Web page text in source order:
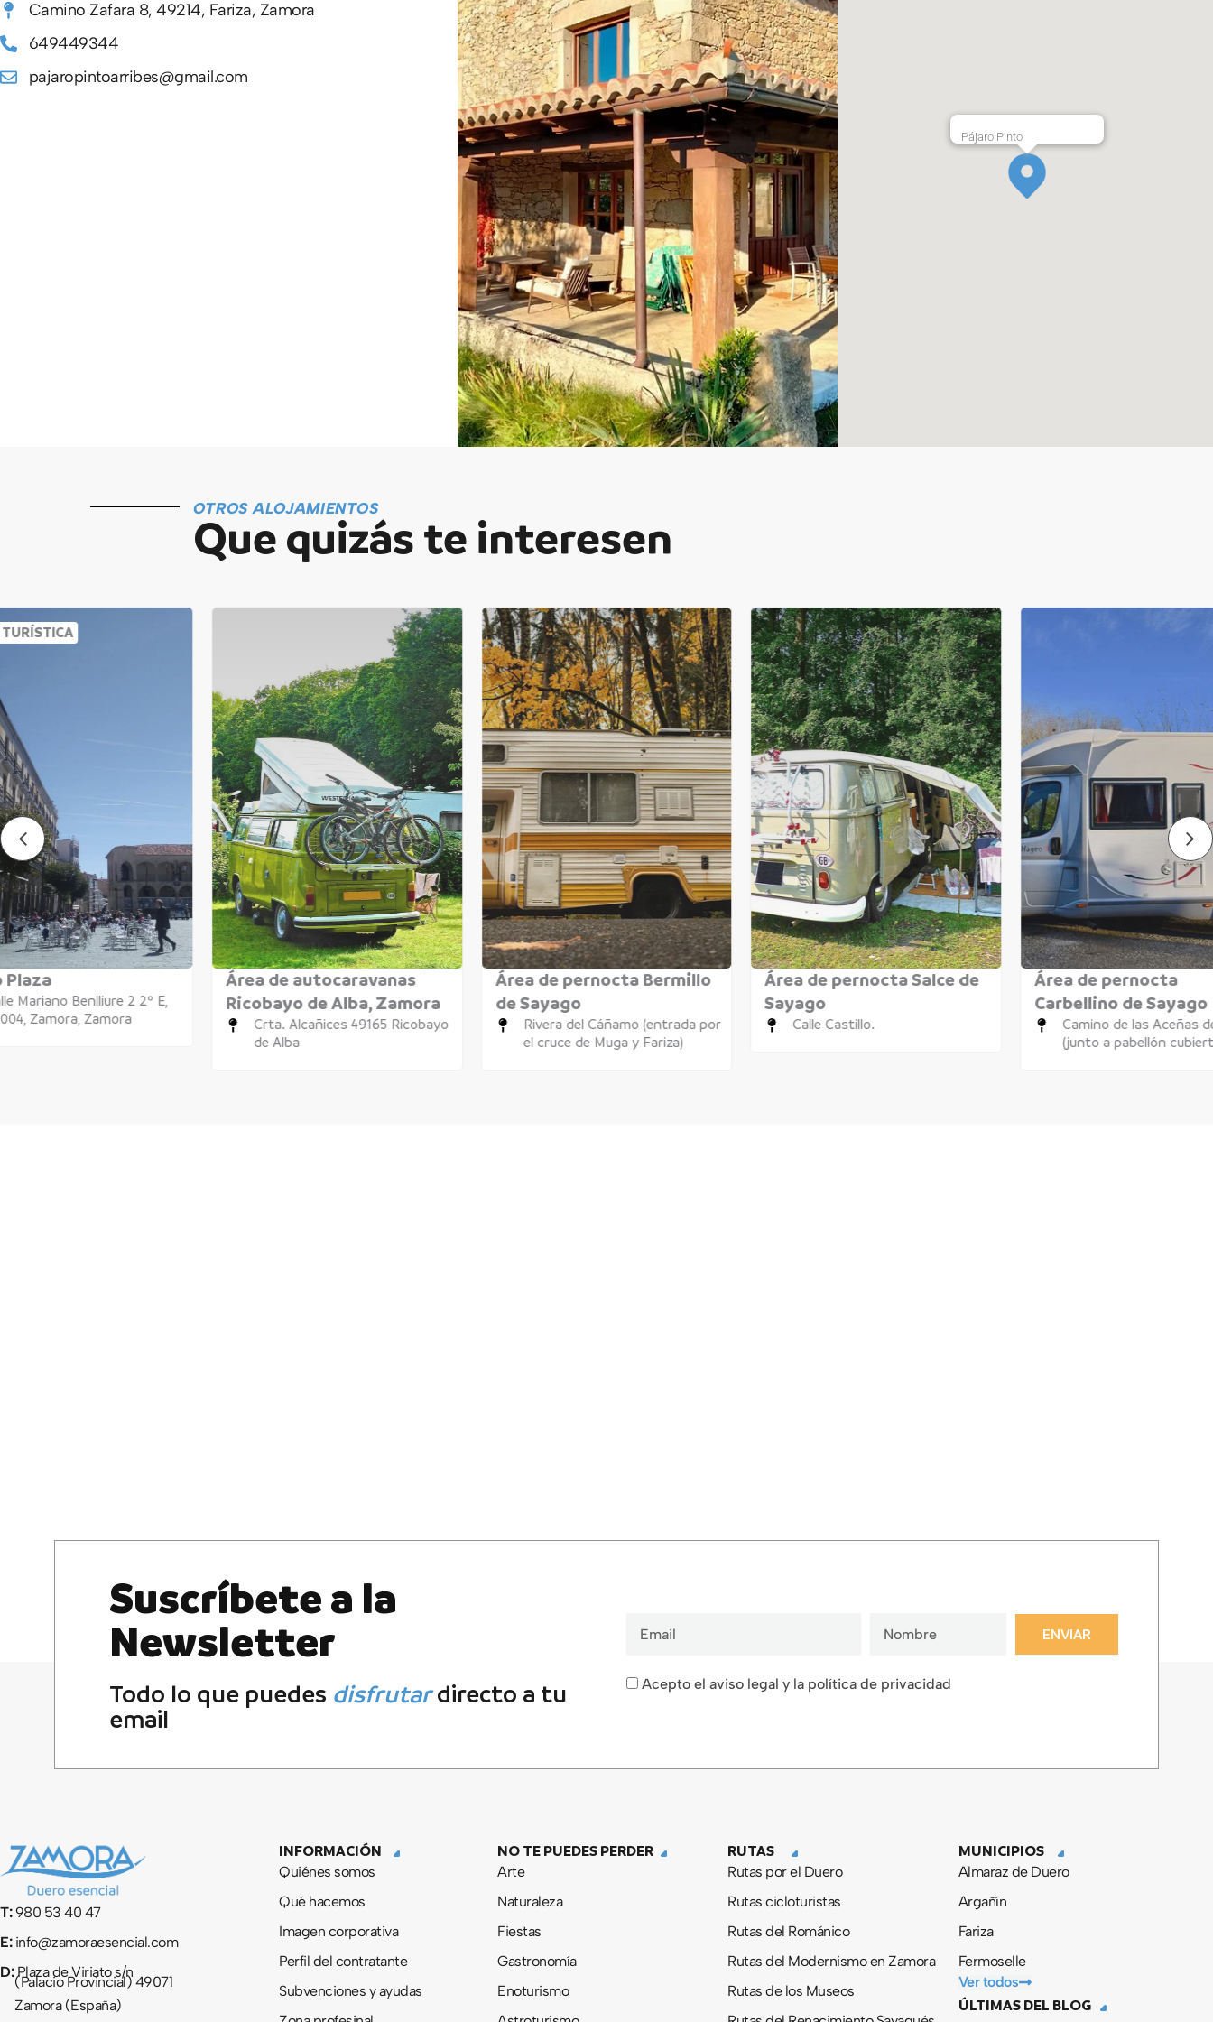
Camino Zafara 8, 49214, Fariza, Zamora
649449344
pajaropintoarribes@gmail.com
Pájaro Pinto
OTROS ALOJAMIENTOS
Que quizás te interesen
Plaza
Mariano Benlliure 2 2º E,
Zamora, Zamora
Área de autocaravanas
Ricobayo de Alba, Zamora
Crta. Alcañices 49165 Ricobayo
de Alba
Área de pernocta Bermillo
de Sayago
Rivera del Cáñamo (entrada por
el cruce de Muga y Fariza)
Área de pernocta Salce de
Sayago
Calle Castillo.
Área de pernocta
Carbellino de Sayago
Camino de las Aceñas
(junto a pabellón
Suscríbete a la
Newsletter
Todo lo que puedes disfrutardirecto a tu
email
Acepto el aviso legal y la política de privacidad
ENVIAR
T:980 53 40 47
E:info@zamoraesencial.com
D:Plaza de Viriato s/n
(Palacio Provincial) 49071
Zamora (España)
INFORMACIÓN
Quiénes somos
Qué hacemos
Imagen corporativa
Perfil del contratante
Subvenciones y ayudas
NO TE PUEDES PERDER
Arte
Naturaleza
Fiestas
Gastronomía
Enoturismo
RUTAS
Rutas por el Duero
Rutas cicloturistas
Rutas del Románico
Rutas del Modernismo en Zamora
Rutas de los Museos
MUNICIPIOS
Almaraz de Duero
Argañín
Fariza
Fermoselle
Ver todos
ÚLTIMAS DEL BLOG